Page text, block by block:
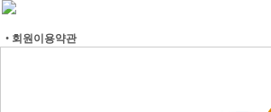
• 회원이용약관